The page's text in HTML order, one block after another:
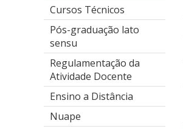
Cursos Técnicos
Pós-graduação lato
sensu
Regulamentação da
Atividade Docente
Ensino a Distância
Nuape